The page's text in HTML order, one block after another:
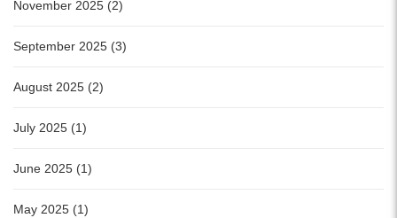
November 2025 (2)
September 2025 (3)
August 2025 (2)
July 2025 (1)
June 2025 (1)
May 2025 (1)